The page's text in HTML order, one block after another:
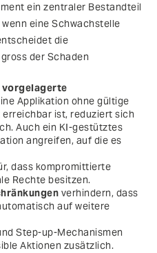
ein zentraler Bestandteil
eine Schwachstelle
die
der Schaden
vorgelagerte
Applikation ohne gültige
ist, reduziert sich
Auch ein KI-gestütztes
angreifen, auf die es
dass kompromittierte
Rechte besitzen.
verhindern, dass
auf weitere
Step-up-Mechanismen
Aktionen zusätzlich.